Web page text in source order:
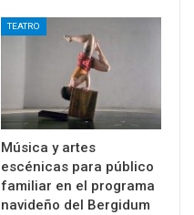
TEATRO
Música y artes
escénicas para público
familiar en el programa
navideño del Bergidum